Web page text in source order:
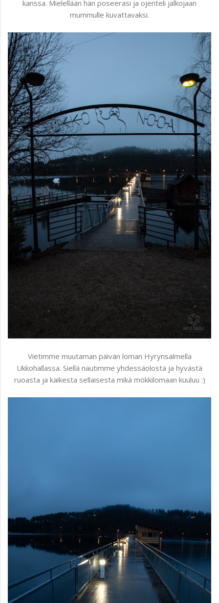
kanssa. Mielellään hän poseerasi ja ojenteli jalkojaan
mummulle kuvattavaksi.
Vietimme muutaman päivän loman Hyrynsalmella
Ukkohallassa. Siellä nautimme yhdessäolosta ja hyvästä
ruoasta ja kaikesta sellaisesta mikä mökkilomaan kuuluu :)